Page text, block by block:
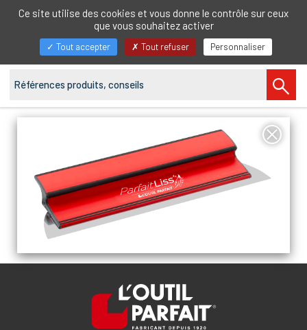
FR
Afficher/masquer
Ce site utilise des cookies et vous donne le contrôle sur ceux
que vous souhaitez activer
Tout accepter Tout refuser Personnaliser